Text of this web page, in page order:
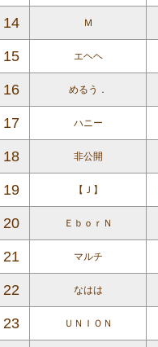
14 Ｍ
15 エヘヘ
16 めるう．
17 ハニー
18 非公開
19 【Ｊ】
20 ＥｂｏｒＮ
21 マルチ
22 なはは
23 ＵＮＩＯＮ